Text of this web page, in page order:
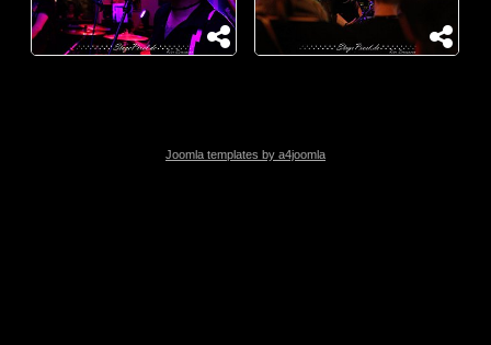
Joomla templates by a4joomla